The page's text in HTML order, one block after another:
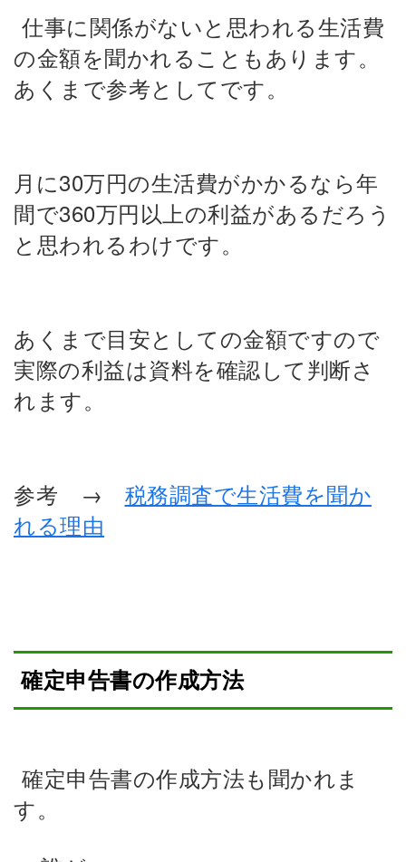
仕事に関係がないと思われる生活費
の金額を聞かれることもあります。
あくまで参考としてです。
月に30万円の生活費がかかるなら年
間で360万円以上の利益があるだろう
と思われるわけです。
あくまで目安としての金額ですので
実際の利益は資料を確認して判断さ
れます。
参考 → 税務調査で生活費を聞か
れる理由
確定申告書の作成方法
確定申告書の作成方法も聞かれま
す。